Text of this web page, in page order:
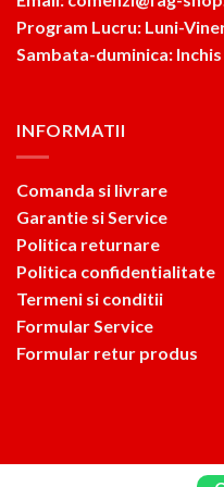
Program Lucru: Luni-
Sambata-duminica: Inchis
INFORMATII
Comanda si livrare
Garantie si Service
Politica returnare
Politica confidentialitate
Termeni si conditii
Formular Service
Formular retur produs